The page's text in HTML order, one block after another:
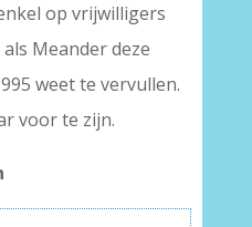
op vrijwilligers
Meander deze
weet te vervullen.
voor te zijn.